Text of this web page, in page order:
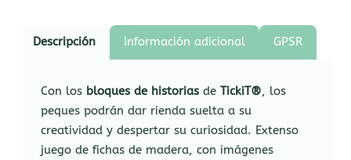
Descripción Información adicional GPSR
Con los bloques de historias deTickiT®, los
peques podrán dar rienda suelta a su
creatividad y despertar su curiosidad. Extenso
juego de fichas de madera, con imágenes